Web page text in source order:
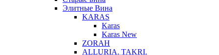
Элитные Вина
KARAS
Karas
Karas New
ZORAH
ALLURIA. TAKRI.